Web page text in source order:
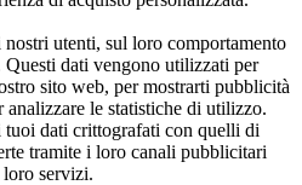
utenti, sul loro comportamento
dati vengono utilizzati per
sito web, per mostrarti pubblicità
analizzare le statistiche di utilizzo.
dati crittografati con quelli di
tramite i loro canali pubblicitari
servizi.